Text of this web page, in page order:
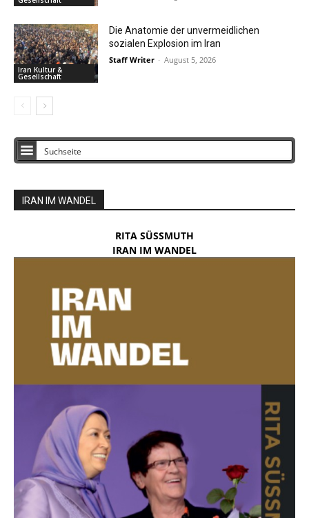
Iran Kultur &
Gesellschaft
Die Anatomie der unvermeidlichen
sozialen Explosion im Iran
Staff Writer - August 5, 2026
IRAN IM WANDEL
RITA SÜSSMUTH
IRAN IM WANDEL